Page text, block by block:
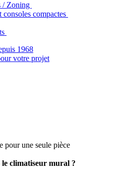
/ Zoning
consoles compactes
1968
votre projet
pour une seule pièce
climatiseur mural ?